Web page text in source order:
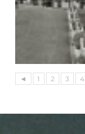
◄ 1 2 3 4